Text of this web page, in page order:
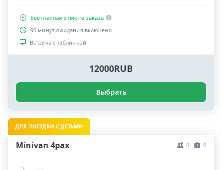
Бесплатная отмена заказа
90 минут ожидания включено
Встреча с табличкой
12000RUB
Выбрать
ДЛЯ ПОЕЗДКИ С ДЕТЬМИ
Minivan 4pax 4 4